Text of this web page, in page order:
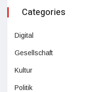
Categories
Digital
Gesellschaft
Kultur
Politik